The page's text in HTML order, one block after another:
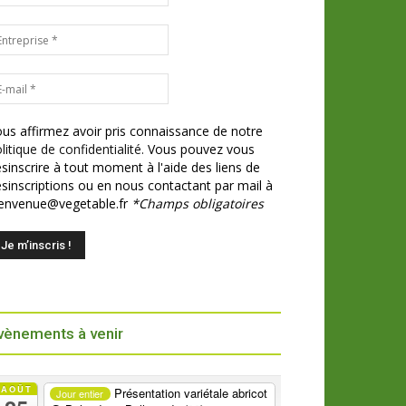
affirmez avoir pris connaissance de notre
de confidentialité. Vous pouvez vous
à tout moment à l'aide des liens de
ou en nous contactant par mail à
*Champs obligatoires
à venir
AOÛT Jour entier
Présentation variétale abricot